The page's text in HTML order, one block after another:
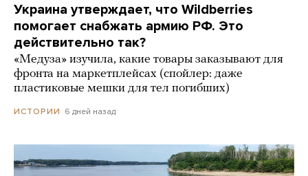
Украина утверждает, что Wildberries
помогает снабжать армию РФ. Это
действительно так?
«Медуза» изучила, какие товары заказывают для
фронта на маркетплейсах (спойлер: даже
пластиковые мешки для тел погибших)
ИСТОРИИ 6 дней назад